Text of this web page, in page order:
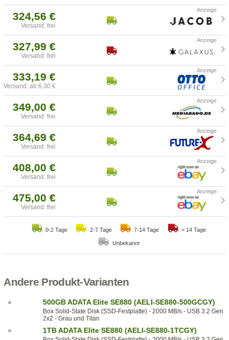
324,56 €
Versand: frei
327,99 €
Versand: frei
333,19 €
Versand: ab 6,30 €
349,00 €
Versand: frei
364,69 €
Versand: frei
408,00 €
Versand: frei
475,00 €
Versand: frei
0-2 Tage 2-7 Tage 7-14 Tage > 14 Tage
Unbekannt
Andere Produkt-Varianten
500GB ADATA Elite SE880 (AELI-SE880-500GCGY)
Box Solid-State Disk (SSD-Festplatte) - 2000 MB/s - USB 3.2 Gen
2x2 - Grau und Titan
1TB ADATA Elite SE880 (AELI-SE880-1TCGY)